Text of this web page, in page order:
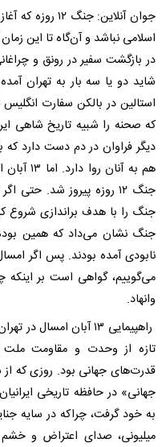
جوان آنلاین:
در بازگشت سفیر در رونق و
شاید دو یا سه بار به تهران
استالین در بالکن سفارت
که صحنه را شبیه تاریخ شاهی
دیگر فراوان در دم دست دارد که
هم به
جنگ ۱۲ روزه پیروز شد. حتی
جنگ را با هدف براندازی شروع
جنگ نشان می‌داد که همین
نابودی آمده بودند. پس اگر
می‌گوییم، گواهی است بر
وانهاد.
راهپیمایی ۱۳ آبان
تازه از وحدت و مقاومت ملت
جهانی» در حافظه تاریخی
میلیونی، صدای اعتراض و